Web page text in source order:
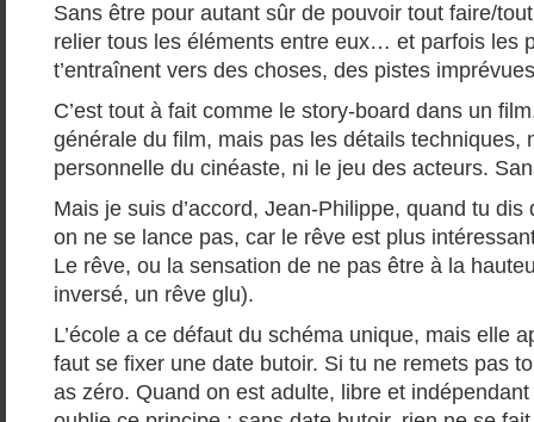
Sans être pour autant sûr de pouvoir tout faire/
relier tous les éléments entre eux… et parfois les
t’entraînent vers des choses, des pistes
C’est tout à fait comme le story-board dans un
générale du film, mais pas les détails techniques,
personnelle du cinéaste, ni le jeu des acteurs.
Mais je suis d’accord, Jean-Philippe, quand tu
on ne se lance pas, car le rêve est plus
Le rêve, ou la sensation de ne pas être à la
inversé, un rêve glu).
L’école a ce défaut du schéma unique, mais elle
faut se fixer une date butoir. Si tu ne remets pas
as zéro. Quand on est adulte, libre et